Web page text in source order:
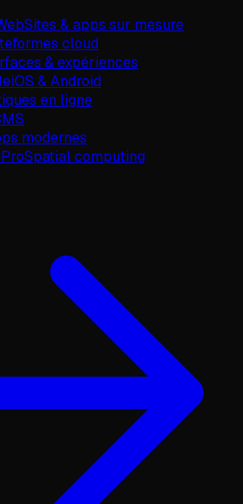
Sites & apps sur mesure
cloud
& expériences
iOS & Android
en ligne
modernes
Spatial computing